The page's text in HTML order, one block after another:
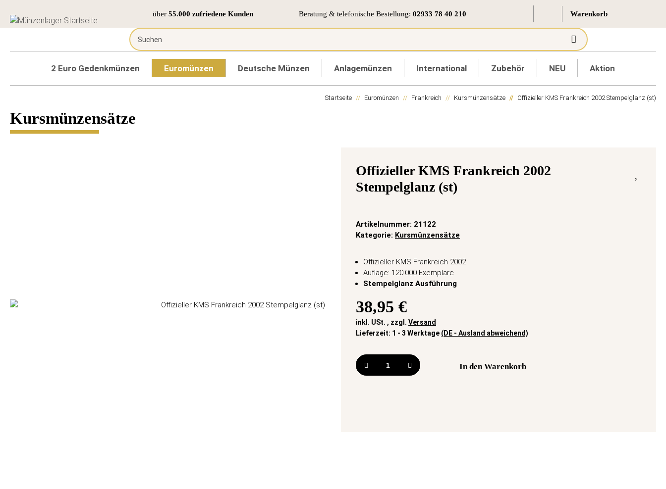
über 55.000 zufriedene Kunden Beratung & telefonische Bestellung: 02933 78 40 210
2 Euro Gedenkmünzen Euromünzen Deutsche Münzen Anlagemünzen International Zubehör NEU Aktion
Startseite Euromünzen Frankreich Kursmünzensätze Offizieller KMS Frankreich 2002 Stempelglanz (st)
Kursmünzensätze
Offizieller KMS Frankreich 2002
Stempelglanz (st)
Artikelnummer: 21122
Kategorie: Kursmünzensätze
Offizieller KMS Frankreich 2002
Auflage: 120.000 Exemplare
Stempelglanz Ausführung
38,95 €
inkl. USt. , zzgl. Versand
Lieferzeit: 1 - 3 Werktage (DE - Ausland abweichend)
In den Warenkorb